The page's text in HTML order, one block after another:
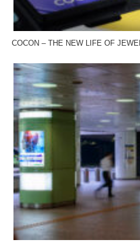
COCON – THE NEW LIFE OF